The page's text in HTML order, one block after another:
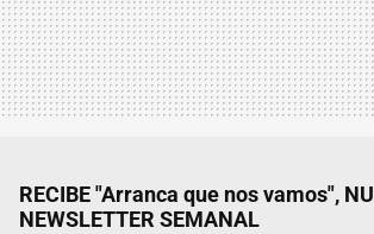
RECIBE "Arranca que nos vamos",
NEWSLETTER SEMANAL